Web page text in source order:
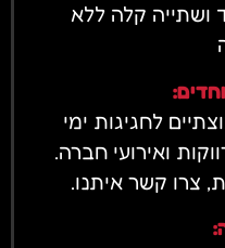
ושתייה קלה ללא
לחגיגות ימי
ואירועי חברה.
צרו קשר איתנו.